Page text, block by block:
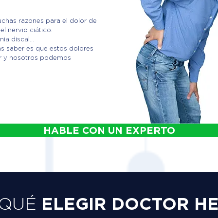
razones para el dolor de
nervio ciático.
discal...
saber es que estos dolores
y nosotros podemos
HABLE CON UN EXPERTO
ELEGIR DOCTOR